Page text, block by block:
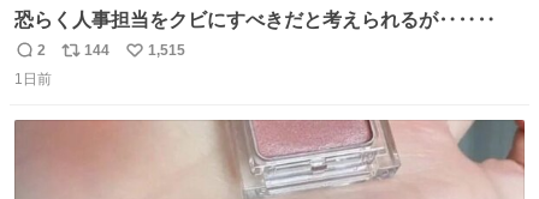
恐らく人事担当をクビにすべきだと考えられるが‥‥‥
返
信
2
リ
144
い
1,515
1日前